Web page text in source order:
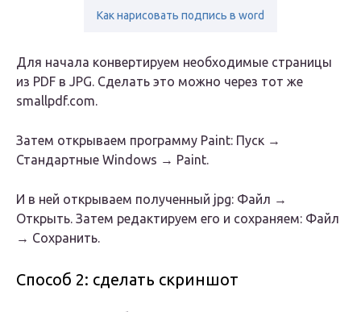
Как нарисовать подпись в word
Для начала конвертируем необходимые страницы
из PDF в JPG. Сделать это можно через тот же
smallpdf.com.
Затем открываем программу Paint: Пуск →
Стандартные Windows → Paint.
И в ней открываем полученный jpg: Файл →
Открыть. Затем редактируем его и сохраняем: Файл
→ Сохранить.
Способ 2: сделать скриншот